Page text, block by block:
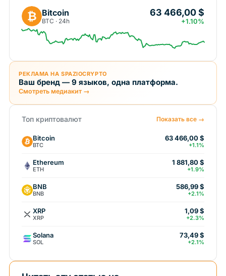
₿ Bitcoin
BTC · 24h
63 466,00 $
+1.10%
РЕКЛАМА НА SPAZIOCRYPTO
Ваш бренд — 9 языков, одна платформа.
Смотреть медиакит →
Топ криптовалют Показать все →
Bitcoin
BTC
63 466,00 $
+1.1%
Ethereum
ETH
1 881,80 $
+1.9%
BNB
BNB
586,99 $
+2.1%
XRP
XRP
1,09 $
+2.3%
Solana
SOL
73,49 $
+2.1%